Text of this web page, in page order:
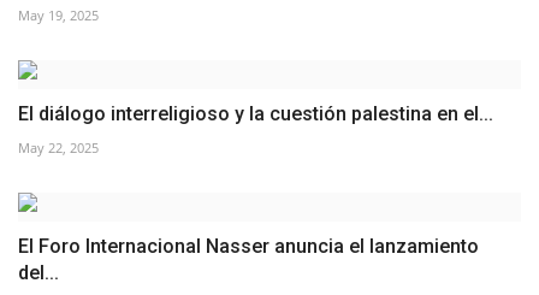
May 19, 2025
El diálogo interreligioso y la cuestión palestina en el...
May 22, 2025
El Foro Internacional Nasser anuncia el lanzamiento
del...